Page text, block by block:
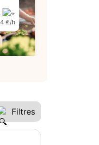
€/h
Filtres